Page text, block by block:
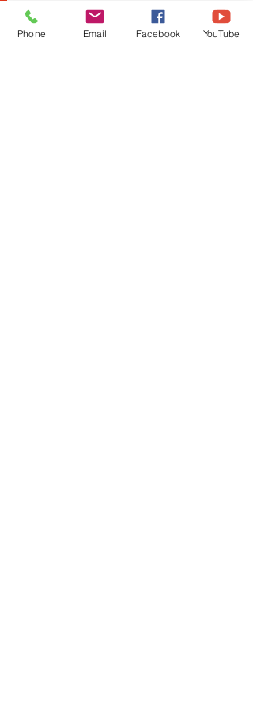
20$ par séance.
Phone Email Facebook YouTube